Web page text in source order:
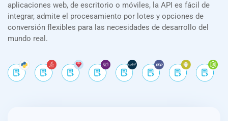
aplicaciones web, de escritorio o móviles, la API es fácil de
integrar, admite el procesamiento por lotes y opciones de
conversión flexibles para las necesidades de desarrollo del
mundo real.